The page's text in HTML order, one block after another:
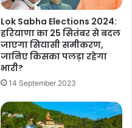
Lok Sabha Elections 2024:
हरियाणा का 25 सितंबर से बदल
जाएगा सियासी समीकरण,
जानिए किसका पलड़ा रहेगा
भारी?
14 September 2023